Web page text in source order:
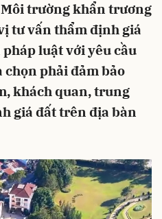
trường khẩn trương
tư vấn thẩm định giá
luật với yêu cầu
phải đảm bảo
khách quan, trung
giá đất trên địa bàn
Hủy Gửi